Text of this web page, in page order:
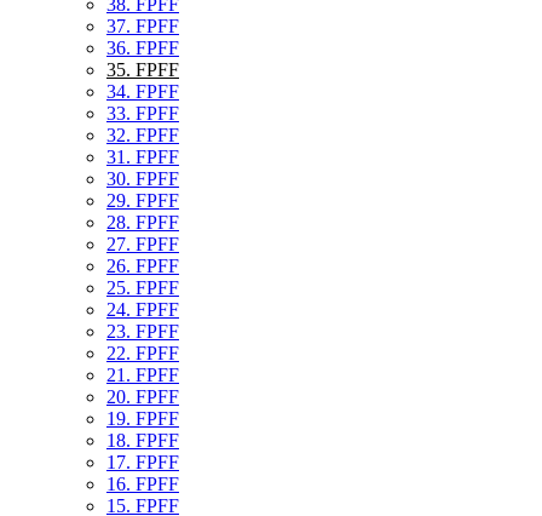
37. FPFF
36. FPFF
35. FPFF
34. FPFF
33. FPFF
32. FPFF
31. FPFF
30. FPFF
29. FPFF
28. FPFF
27. FPFF
26. FPFF
25. FPFF
24. FPFF
23. FPFF
22. FPFF
21. FPFF
20. FPFF
19. FPFF
18. FPFF
17. FPFF
16. FPFF
15. FPFF